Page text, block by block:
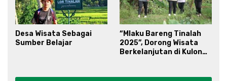
Desa Wisata Sebagai
Sumber Belajar
“Mlaku Bareng Tinalah
2025”, Dorong Wisata
Berkelanjutan di Kulon